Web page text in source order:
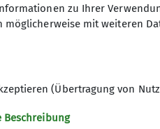
zu Ihrer
mit weiteren
(Übertragung von
Beschreibung